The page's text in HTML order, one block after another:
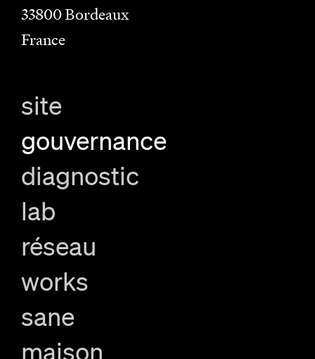
33800Bordeaux
France
site
gouvernance
diagnostic
lab
réseau
works
sane
maison